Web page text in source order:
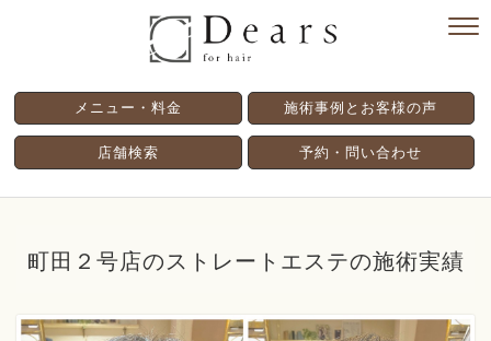
メニュー・料金 施術事例とお客様の声
店舗検索 予約・問い合わせ
町田２号店のストレートエステの施術実績